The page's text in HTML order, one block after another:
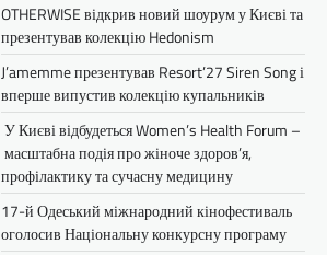
OTHERWISE відкрив новий шоурум у Києві та
презентував колекцію Hedonism
J’amemme презентував Resort’27 Siren Song і
вперше випустив колекцію купальників
У Києві відбудеться Women’s Health Forum –
масштабна подія про жіноче здоров’я,
профілактику та сучасну медицину
17-й Одеський міжнародний кінофестиваль
оголосив Національну конкурсну програму